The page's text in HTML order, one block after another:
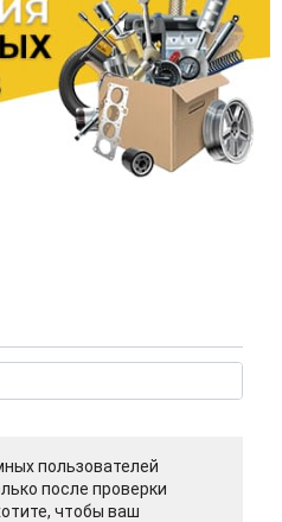
пользователей
после проверки
чтобы ваш